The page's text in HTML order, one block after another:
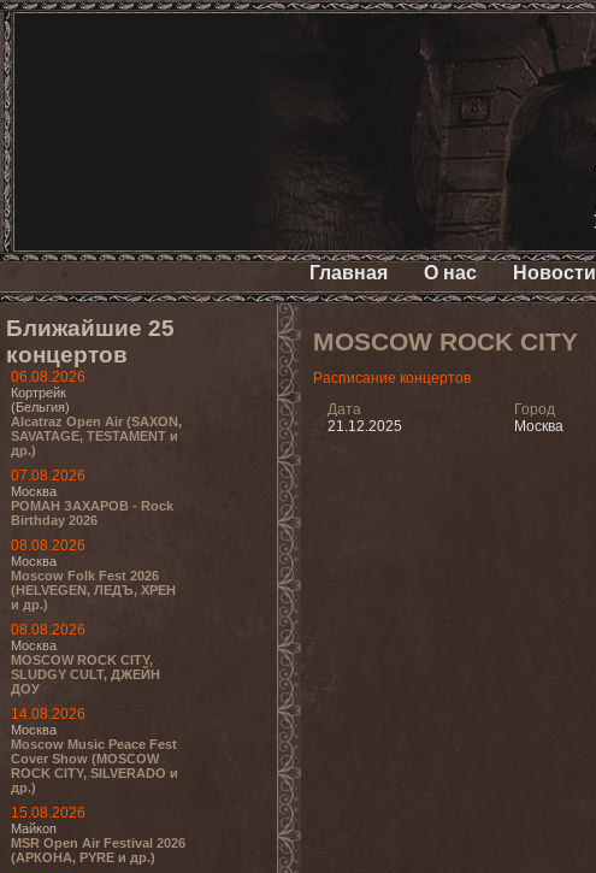
Главная О нас Новости
Ближайшие 25
концертов
06.08.2026
Кортрейк
(Бельгия)
Alcatraz Open Air (SAXON,
SAVATAGE, TESTAMENT и
др.)
07.08.2026
Москва
РОМАН ЗАХАРОВ - Rock
Birthday 2026
08.08.2026
Москва
Moscow Folk Fest 2026
(HELVEGEN, ЛЕДЪ, ХРЕН
и др.)
08.08.2026
Москва
MOSCOW ROCK CITY,
SLUDGY CULT, ДЖЕЙН
ДОУ
14.08.2026
Москва
Moscow Music Peace Fest
Cover Show (MOSCOW
ROCK CITY, SILVERADO и
др.)
15.08.2026
Майкоп
MSR Open Air Festival 2026
(АРКОНА, PYRE и др.)
MOSCOW ROCK CITY
Расписание концертов
Дата
21.12.2025
Город
Москва